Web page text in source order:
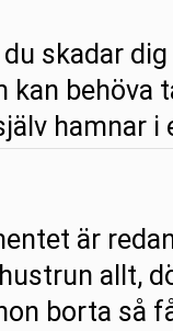
du skadar
kan behöva
hamnar
är
allt,
borta så